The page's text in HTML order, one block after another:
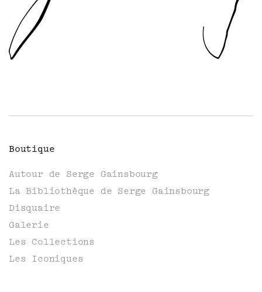
Boutique
Autour de Serge Gainsbourg
La Bibliothèque de Serge Gainsbourg
Disquaire
Galerie
Les Collections
Les Iconiques